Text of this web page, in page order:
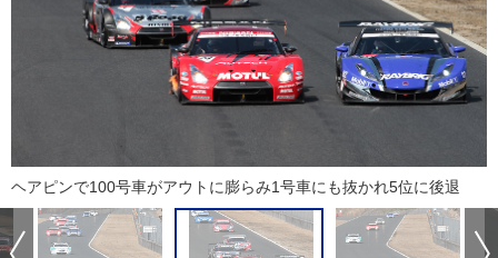
ヘアピンで100号車がアウトに膨らみ1号車にも抜かれ5位に後退